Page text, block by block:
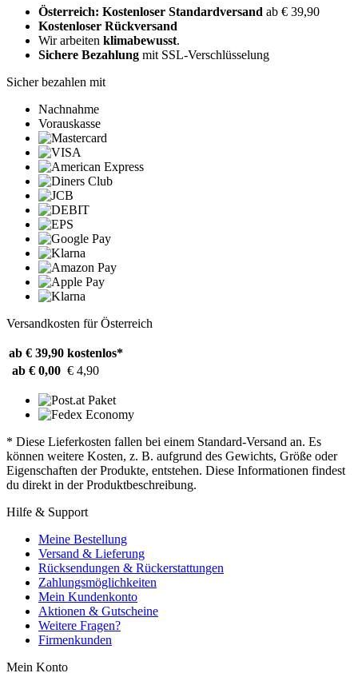
Österreich: Kostenloser Standardversand ab € 39,90
Kostenloser Rückversand
Wir arbeiten klimabewusst.
Sichere Bezahlung mit SSL-Verschlüsselung
Sicher bezahlen mit
Nachnahme
Vorauskasse
Versandkosten für Österreich
ab € 39,90 kostenlos*
ab € 0,00 € 4,90
* Diese Lieferkosten fallen bei einem Standard-Versand an. Es
können weitere Kosten, z. B. aufgrund des Gewichts, Größe oder
Eigenschaften der Produkte, entstehen. Diese Informationen findest
du direkt in der Produktbeschreibung.
Hilfe & Support
Meine Bestellung
Versand & Lieferung
Rücksendungen & Rückerstattungen
Zahlungsmöglichkeiten
Mein Kundenkonto
Aktionen & Gutscheine
Weitere Fragen?
Firmenkunden
Mein Konto